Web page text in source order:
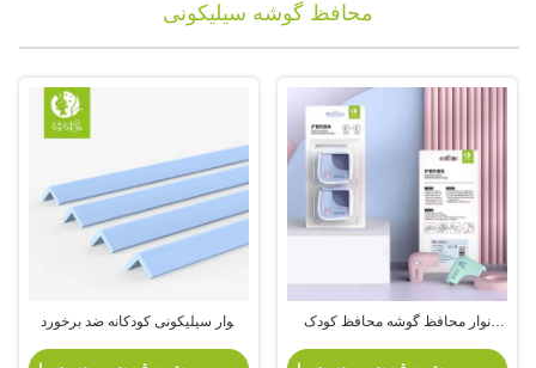
محافظ گوشه سیلیکونی
نوار سیلیکونی کودکانه ضد برخورد
نوار محافظ گوشه محافظ کودک
گوشه محافظ کودک